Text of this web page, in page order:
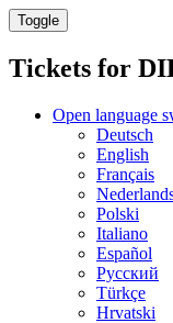
Toggle
Tickets for
Open language
Deutsch
English
Français
Polski
Italiano
Español
Русский
Türkçe
Hrvatski